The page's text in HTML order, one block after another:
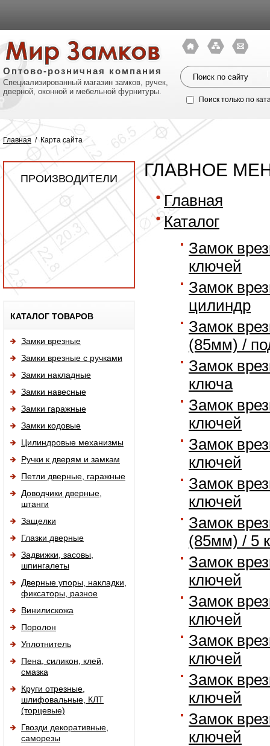
Оптово-розничная компания
Специализированный магазин замков, ручек,
дверной, оконной и мебельной фурнитуры.
Поиск только по
Главная / Карта сайта
ПРОИЗВОДИТЕЛИ
КАТАЛОГ ТОВАРОВ
Замки врезные
Замки врезные с ручками
Замки накладные
Замки навесные
Замки гаражные
Замки кодовые
Цилиндровые механизмы
Ручки к дверям и замкам
Петли дверные, гаражные
Доводчики дверные,
штанги
Защелки
Глазки дверные
Задвижки, засовы,
шпингалеты
Дверные упоры, накладки,
фиксаторы, разное
Винилискожа
Поролон
Уплотнитель
Пена, силикон, клей,
смазка
Круги отрезные,
шлифовальные, КЛТ
(торцевые)
Гвозди декоративные,
саморезы
ГЛАВНОЕ
Главная
Каталог
Замок
ключей
Замок
цилиндр
Замок
(85мм) /
Замок
ключа
Замок
ключей
Замок
ключей
Замок
ключей
Замок
(85мм) / 5
Замок
ключей
Замок
ключей
Замок
ключей
Замок
ключей
Замок
ключей